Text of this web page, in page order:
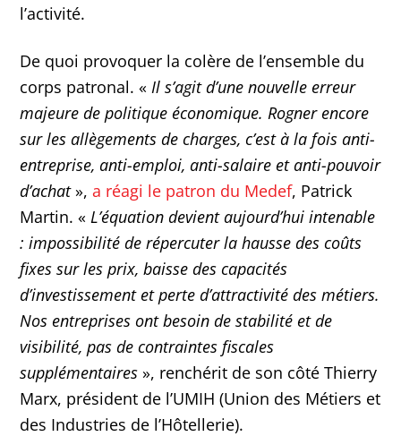
l’activité.
De quoi provoquer la colère de l’ensemble du
corps patronal. « Il s’agit d’une nouvelle erreur
majeure de politique économique. Rogner encore
sur les allègements de charges, c’est à la fois anti-
entreprise, anti-emploi, anti-salaire et anti-pouvoir
d’achat»,a réagi le patron du Medef, Patrick
Martin. « L’équation devient aujourd’hui intenable
: impossibilité de répercuter la hausse des coûts
fixes sur les prix, baisse des capacités
d’investissement et perte d’attractivité des métiers.
Nos entreprises ont besoin de stabilité et de
visibilité, pas de contraintes fiscales
supplémentaires », renchérit de son côté Thierry
Marx, président de l’UMIH (Union des Métiers et
des Industries de l’Hôtellerie).